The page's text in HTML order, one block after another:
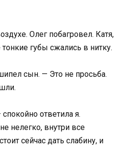
Олег побагровел. Катя,
тонкие губы сжались в нитку.
сын. — Это не просьба.
ответила я.
нелегко, внутри все
сейчас дать слабину, и